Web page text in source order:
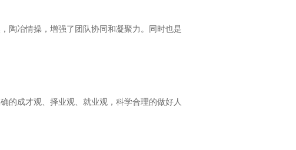
陶冶情操，增强了团队协同和凝聚力。同时也是
的成才观、择业观、就业观，科学合理的做好人